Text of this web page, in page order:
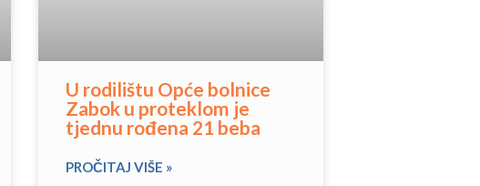
U rodilištu Opće bolnice
Zabok u proteklom je
tjednu rođena 21 beba
PROČITAJ VIŠE »